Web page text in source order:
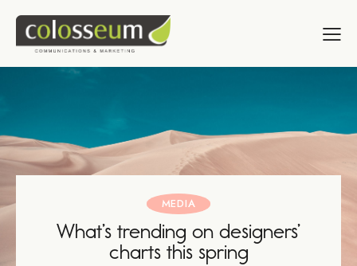
MEDIA
What’s trending on designers’
charts this spring